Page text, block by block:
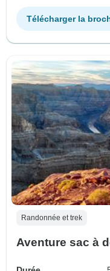
Télécharger la
Randonnée et trek
Aventure sac à